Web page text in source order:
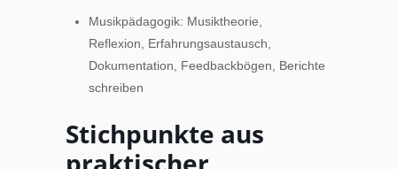
Musikpädagogik: Musiktheorie,
Reflexion, Erfahrungsaustausch,
Dokumentation, Feedbackbögen, Berichte
schreiben
Stichpunkte aus